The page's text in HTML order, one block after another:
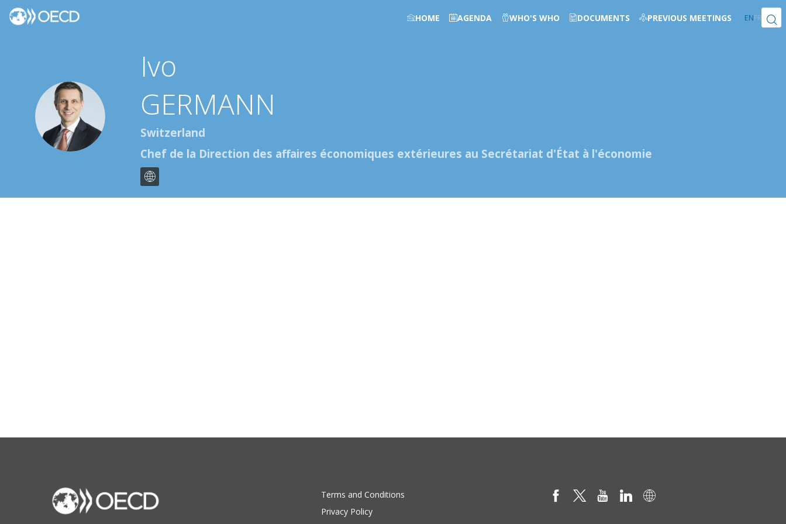
HOME AGENDA WHO'S WHO DOCUMENTS PREVIOUS MEETINGS ENFR
IG
GERMANN
Switzerland
Chef de la Direction des affaires économiques extérieures au Secrétariat d'État à l'économie
Terms and Conditions
Privacy Policy